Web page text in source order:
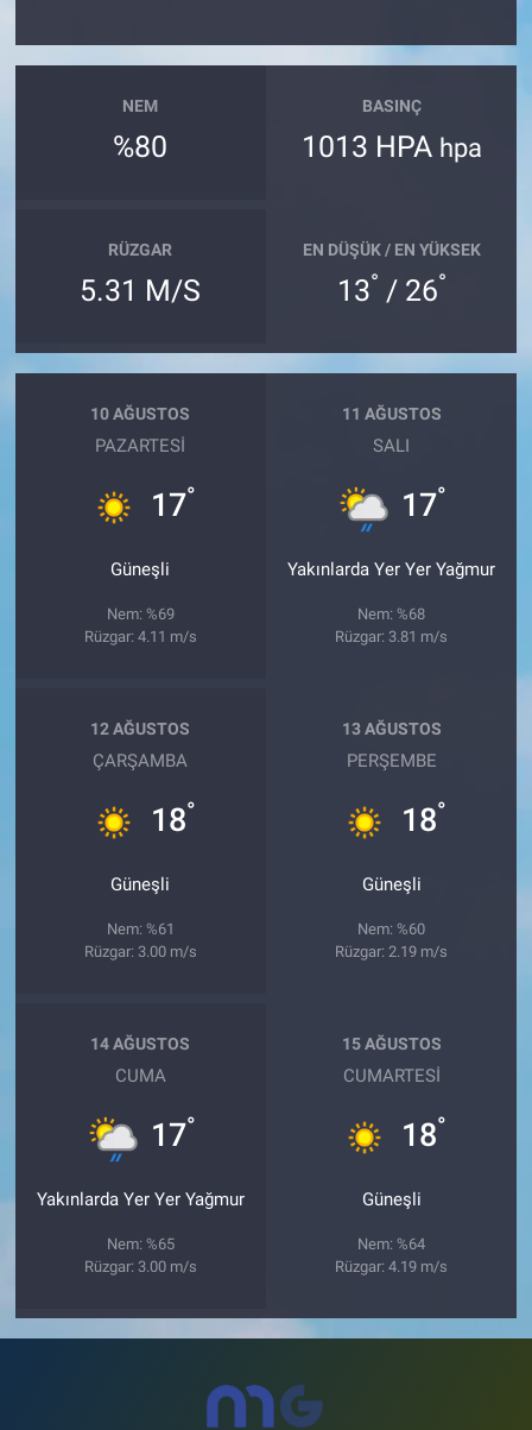
NEM
%80
BASINÇ
1013 HPA hpa
RÜZGAR
5.31 M/S
EN DÜŞÜK / EN YÜKSEK
13° / 26°
10 AĞUSTOS
PAZARTESI
17°
Güneşli
Nem: %69
Rüzgar: 4.11 m/s
11 AĞUSTOS
SALI
17°
Yakınlarda Yer Yer Yağmur
Nem: %68
Rüzgar: 3.81 m/s
12 AĞUSTOS
ÇARŞAMBA
18°
Güneşli
Nem: %61
Rüzgar: 3.00 m/s
13 AĞUSTOS
PERŞEMBE
18°
Güneşli
Nem: %60
Rüzgar: 2.19 m/s
14 AĞUSTOS
CUMA
17°
Yakınlarda Yer Yer Yağmur
Nem: %65
Rüzgar: 3.00 m/s
15 AĞUSTOS
CUMARTESI
18°
Güneşli
Nem: %64
Rüzgar: 4.19 m/s